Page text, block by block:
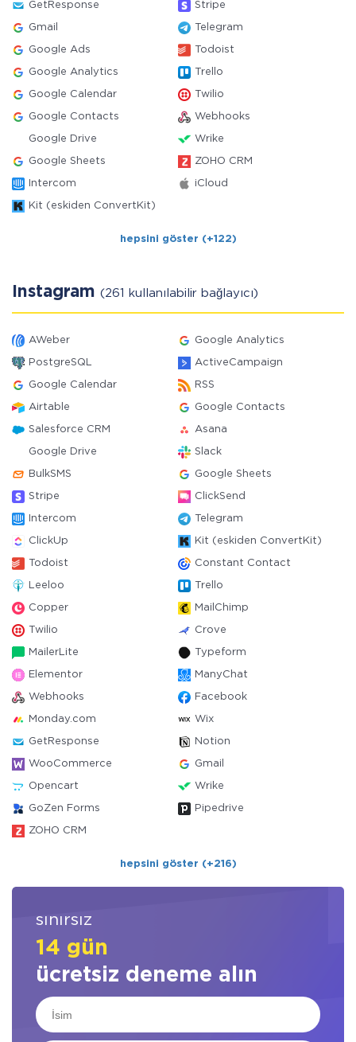
GetResponse Stripe
Gmail Telegram
Google Ads Todoist
Google Analytics Trello
Google Calendar Twilio
Google Contacts Webhooks
Google Drive Wrike
Google Sheets ZOHO CRM
Intercom iCloud
Kit (eskiden ConvertKit)
hepsini göster (+122)
Instagram (261 kullanılabilir bağlayıcı)
AWeber Google Analytics
PostgreSQL ActiveCampaign
Google Calendar RSS
Airtable Google Contacts
Salesforce CRM Asana
Google Drive Slack
BulkSMS Google Sheets
Stripe ClickSend
Intercom Telegram
ClickUp Kit (eskiden ConvertKit)
Todoist Constant Contact
Leeloo Trello
Copper MailChimp
Twilio Crove
MailerLite Typeform
Elementor ManyChat
Webhooks Facebook
Monday.com Wix
GetResponse Notion
WooCommerce Gmail
Opencart Wrike
GoZen Forms Pipedrive
ZOHO CRM
hepsini göster (+216)
sınırsız
14 gün
ücretsiz deneme alın